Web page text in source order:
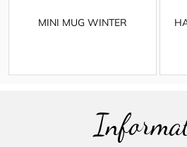
MINI MUG WINTER